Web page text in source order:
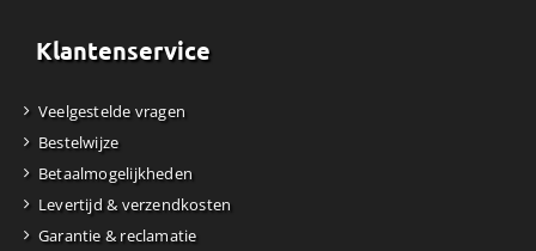
Klantenservice
Veelgestelde vragen
Bestelwijze
Betaalmogelijkheden
Levertijd & verzendkosten
Garantie & reclamatie